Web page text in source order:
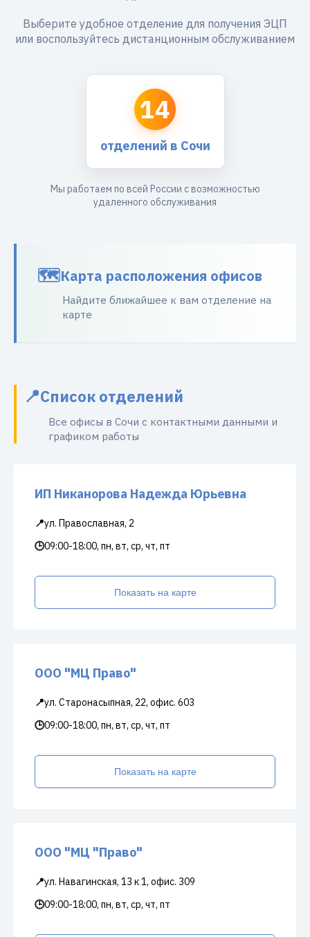
Выберите удобное отделение для получения ЭЦП
или воспользуйтесь дистанционным обслуживанием
14
отделений в Сочи
Мы работаем по всей России с возможностью
удаленного обслуживания
Карта расположения офисов
Найдите ближайшее к вам отделение на
карте
Список отделений
Все офисы в Сочи с контактными данными и
графиком работы
ИП Никанорова Надежда Юрьевна
📍ул. Православная, 2
🕒09:00-18:00, пн, вт, ср, чт, пт
Показать на карте
ООО "МЦ Право"
📍ул. Старонасыпная, 22, офис. 603
🕒09:00-18:00, пн, вт, ср, чт, пт
Показать на карте
ООО "МЦ "Право"
📍ул. Навагинская, 13 к 1, офис. 309
🕒09:00-18:00, пн, вт, ср, чт, пт